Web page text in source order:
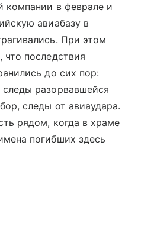
компании в феврале и
авиабазу в
При этом
что последствия
до сих пор:
разорвавшейся
следы от авиаудара.
рядом, когда в храме
погибших здесь